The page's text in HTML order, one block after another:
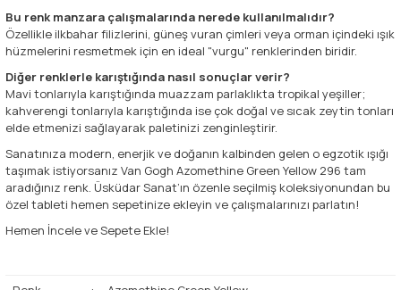
Bu renk manzara çalışmalarında nerede kullanılmalıdır?
Özellikle ilkbahar filizlerini, güneş vuran çimleri veya orman içindeki ışık
hüzmelerini resmetmek için en ideal "vurgu" renklerinden biridir.
Diğer renklerle karıştığında nasıl sonuçlar verir?
Mavi tonlarıyla karıştığında muazzam parlaklıkta tropikal yeşiller;
kahverengi tonlarıyla karıştığında ise çok doğal ve sıcak zeytin tonları
elde etmenizi sağlayarak paletinizi zenginleştirir.
Sanatınıza modern, enerjik ve doğanın kalbinden gelen o egzotik ışığı
taşımak istiyorsanız Van Gogh Azomethine Green Yellow 296 tam
aradığınız renk. Üsküdar Sanat’ın özenle seçilmiş koleksiyonundan bu
özel tableti hemen sepetinize ekleyin ve çalışmalarınızı parlatın!
Hemen İncele ve Sepete Ekle!